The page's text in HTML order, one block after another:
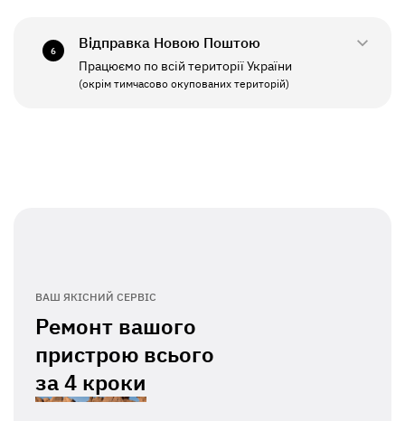
ПН - ПТ
СБ - НД
11:00 - 19:00
6 Відправка Новою Поштою
Працюємо по всій території України
(окрім тимчасово окупованих територій)
ВАШ ЯКІСНИЙ СЕРВІС
Ремонт вашого
пристрою всього
за4 кроки